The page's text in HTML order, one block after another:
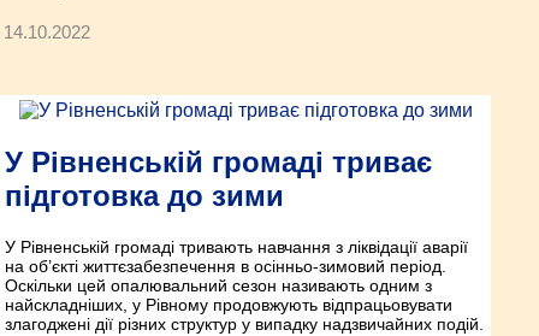
14.10.2022
У Рівненській громаді триває
підготовка до зими
У Рівненській громаді тривають навчання з ліквідації аварії
на об’єкті життєзабезпечення в осінньо-зимовий період.
Оскільки цей опалювальний сезон називають одним з
найскладніших, у Рівному продовжують відпрацьовувати
злагоджені дії різних структур у випадку надзвичайних подій.